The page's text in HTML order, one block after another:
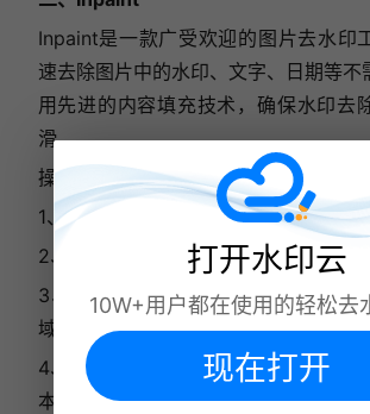
Inpaint是一款广受欢迎的图片去水印
速去除图片中的水印、文字、日期等不
用先进的内容填充技术，确保水印去
滑。
操作步骤如下：
1、打开Inpaint，点击“打开图片”导入
2、用鼠标框选水印区域，确保选中区
3、点击“删除”按钮，软件将自动修
域。
4、处理完毕后，点击“保存”将去水印
本地。
打开水印云
10W+用户都在使用的轻松去
现在打开